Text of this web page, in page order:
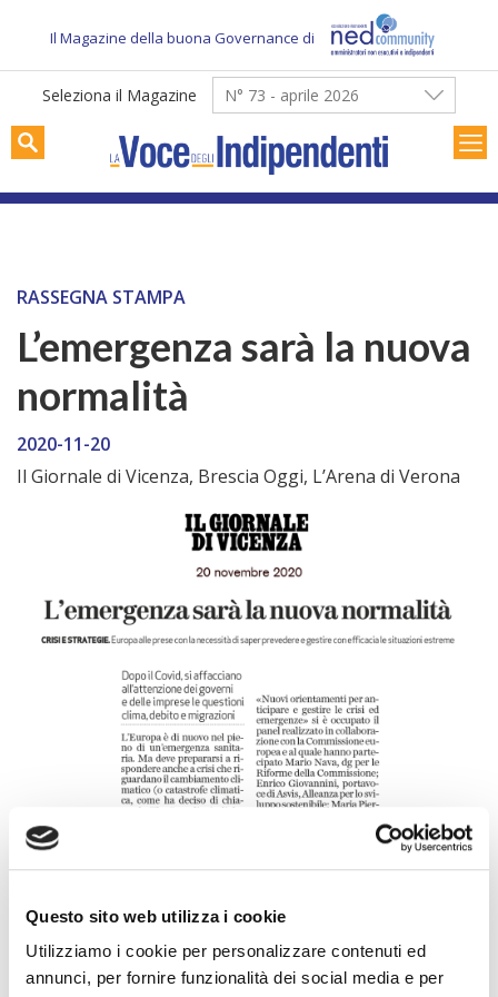
Questo sito web utilizza i cookie
Utilizziamo i cookie per personalizzare contenuti ed
annunci, per fornire funzionalità dei social media e per
content
Il Magazine della buona Governance di
Seleziona il Magazine N° 73 - aprile 2026
RASSEGNA STAMPA
L’emergenza sarà la nuova
normalità
2020-11-20
Il Giornale di Vicenza, Brescia Oggi, L’Arena di Verona